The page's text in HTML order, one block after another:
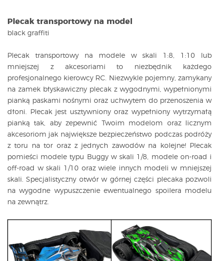
Plecak transportowy na model
black graffiti
Plecak transportowy na modele w skali 1:8, 1:10 lub
mniejszej z akcesoriami to niezbędnik każdego
profesjonalnego kierowcy RC. Niezwykle pojemny, zamykany
na zamek błyskawiczny plecak z wygodnymi, wypełnionymi
pianką paskami nośnymi oraz uchwytem do przenoszenia w
dłoni. Plecak jest usztywniony oraz wypełniony wytrzymałą
pianką tak, aby zepewnić Twoim modelom oraz licznym
akcesoriom jak największe bezpieczeństwo podczas podróży
z toru na tor oraz z jednych zawodów na kolejne! Plecak
pomieści modele typu Buggy w skali 1/8, modele on-road i
off-road w skali 1/10 oraz wiele innych modeli w mniejszej
skali. Specjalistyczny otwór w górnej części plecaka pozwoli
na wygodne wypuszczenie ewentualnego spoilera modelu
na zewnątrz.